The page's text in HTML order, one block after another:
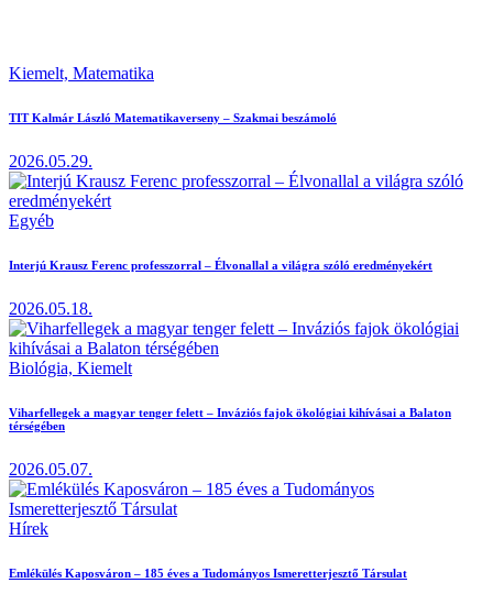
Kiemelt, Matematika
TIT Kalmár László Matematikaverseny – Szakmai beszámoló
2026.05.29.
Egyéb
Interjú Krausz Ferenc professzorral – Élvonallal a világra szóló eredményekért
2026.05.18.
Biológia, Kiemelt
Viharfellegek a magyar tenger felett – Inváziós fajok ökológiai kihívásai a Balaton
térségében
2026.05.07.
Hírek
Emlékülés Kaposváron – 185 éves a Tudományos Ismeretterjesztő Társulat